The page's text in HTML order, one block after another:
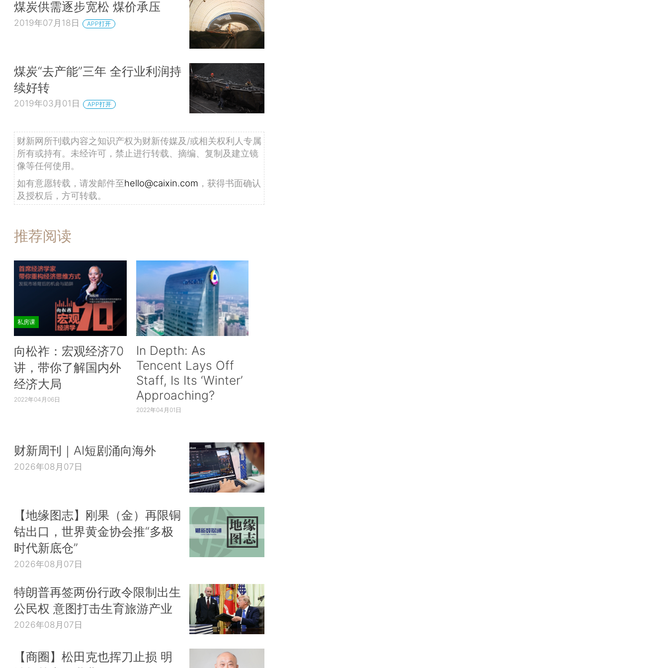
煤炭供需逐步宽松 煤价承压
2019年07月18日 APP打开
煤炭“去产能”三年 全行业利润持
续好转
2019年03月01日 APP打开
财新网所刊载内容之知识产权为财新传媒及/或相关权利人专属
所有或持有。未经许可，禁止进行转载、摘编、复制及建立镜
像等任何使用。
如有意愿转载，请发邮件至hello@caixin.com ，获得书面确认
及授权后，方可转载。
推荐阅读
私房课
向松祚：宏观经济70
讲，带你了解国内外
经济大局
2022年04月06日
In Depth: As
Tencent Lays Off
Staff, Is Its ‘Winter’
Approaching?
2022年04月01日
财新周刊｜AI短剧涌向海外
2026年08月07日
【地缘图志】刚果（金）再限铜
钴出口，世界黄金协会推“多极
时代新底仓”
2026年08月07日
特朗普再签两份行政令限制出生
公民权 意图打击生育旅游产业
2026年08月07日
【商圈】松田克也挥刀止损 明